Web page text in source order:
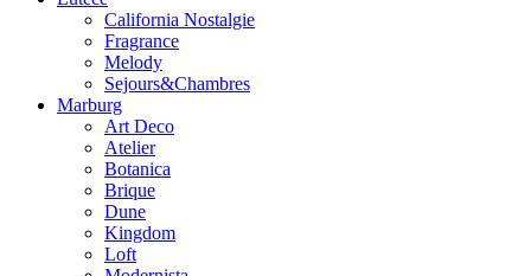
California Nostalgie
Fragrance
Melody
Sejours&Chambres
Marburg
Art Deco
Atelier
Botanica
Brique
Dune
Kingdom
Loft